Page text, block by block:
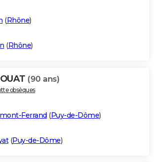
(Rhône)
(Rhône)
(90 ans)
obsèques
Ferrand (Puy-de-Dôme)
(Puy-de-Dôme)